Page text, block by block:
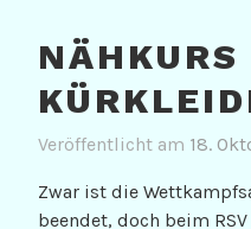
NÄHKURS
Veröffentlicht am 18.
Zwar ist die
beendet, doch beim